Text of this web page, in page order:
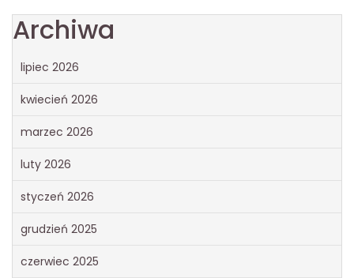
Archiwa
lipiec 2026
kwiecień 2026
marzec 2026
luty 2026
styczeń 2026
grudzień 2025
czerwiec 2025